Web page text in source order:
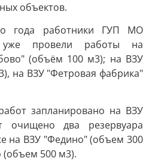
объектов.
года работники ГУП МО
уже провели работы на
(объём 100 м3); на ВЗУ
на ВЗУ "Фетровая фабрика"
запланировано на ВЗУ
очищено два резервуара
на ВЗУ "Федино" (объем 300
(объем 500 м3).